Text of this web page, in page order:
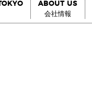
ABOUT US
会社情報